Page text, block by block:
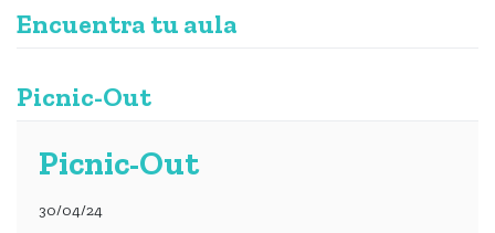
Encuentra tu aula
Picnic-Out
Picnic-Out
30/04/24